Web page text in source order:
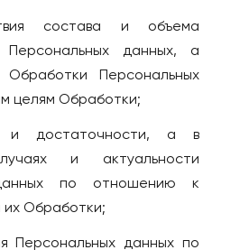
состава и объема
Персональных данных, а
Персональных
целям Обработки;
и достаточности, а в
и актуальности
данных по отношению к
их Обработки;
Персональных данных по